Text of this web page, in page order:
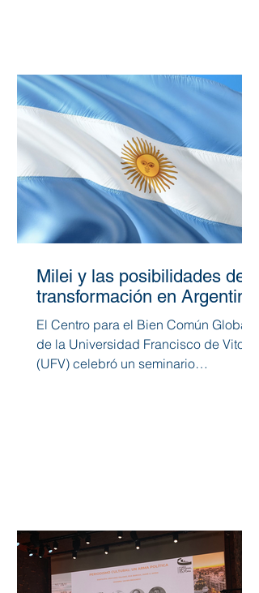
Milei y las posibilidades de
transformación en Argentina
El Centro para el Bien Común Global
de la Universidad Francisco de Vitoria
(UFV) celebró un seminario